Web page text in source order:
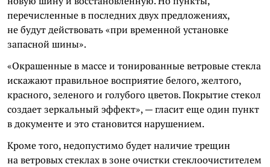
перечисленные в последних двух предложениях,
не будут действовать «при временной установке
запасной шины».
«Окрашенные в массе и тонированные ветровые стекла
искажают правильное восприятие белого, желтого,
красного, зеленого и голубого цветов. Покрытие стекол
создает зеркальный эффект», — гласит еще один пункт
в документе и это становится нарушением.
Кроме того, недопустимо будет наличие трещин
на ветровых стеклах в зоне очистки стеклоочистителем